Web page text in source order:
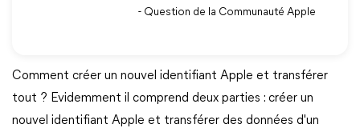
- Question de la Communauté Apple
Comment créer un nouvel identifiant Apple et transférer
tout ? Evidemment il comprend deux parties : créer un
nouvel identifiant Apple et transférer des données d'un